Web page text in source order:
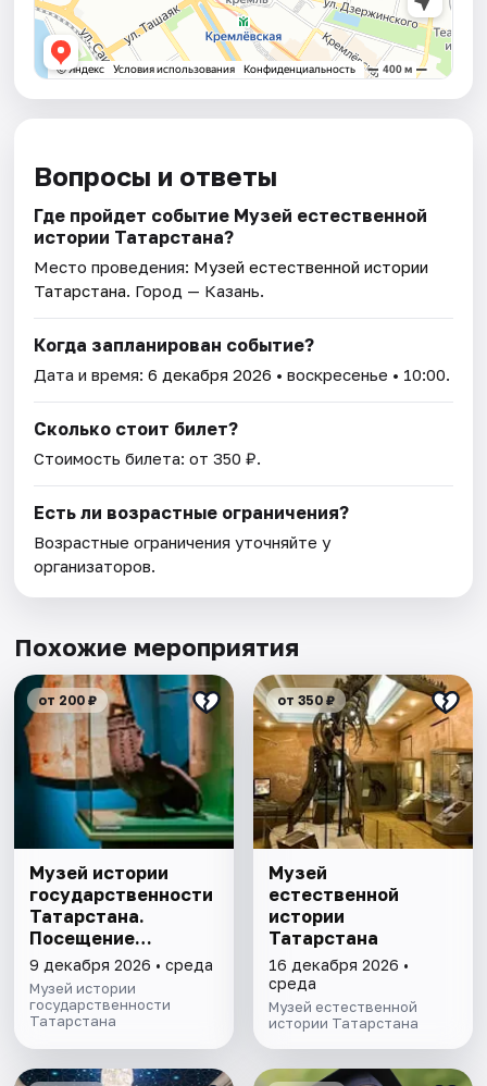
Вопросы и ответы
Где пройдет событие Музей естественной
истории Татарстана?
Место проведения: Музей естественной истории
Татарстана. Город — Казань.
Когда запланирован событие?
Дата и время:6 декабря 2026 • воскресенье • 10:00.
Сколько стоит билет?
Стоимость билета: от 350 ₽.
Есть ли возрастные ограничения?
Возрастные ограничения уточняйте у
организаторов.
Похожие мероприятия
от 200 ₽
Музей истории
государственности
Татарстана.
Посещение
выставочного зала
и экспозиции
9 декабря 2026 • среда
Музей истории
государственности
Татарстана
от 350 ₽
Музей
естественной
истории
Татарстана
16 декабря 2026 •
среда
Музей естественной
истории Татарстана